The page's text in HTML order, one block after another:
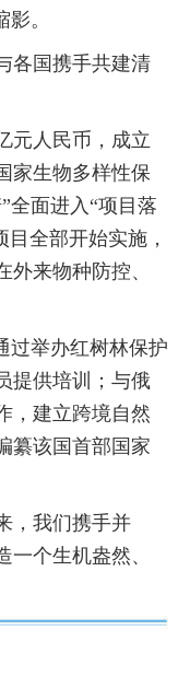
。
国携手共建清
人民币，成立
家生物多样性保
全面进入“项目落
全部开始实施，
来物种防控、
举办红树林保护
提供培训；与俄
，建立跨境自然
纂该国首部国家
我们携手并
个生机盎然、